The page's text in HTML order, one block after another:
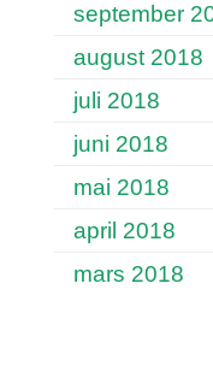
september
august 2018
juli 2018
juni 2018
mai 2018
april 2018
mars 2018